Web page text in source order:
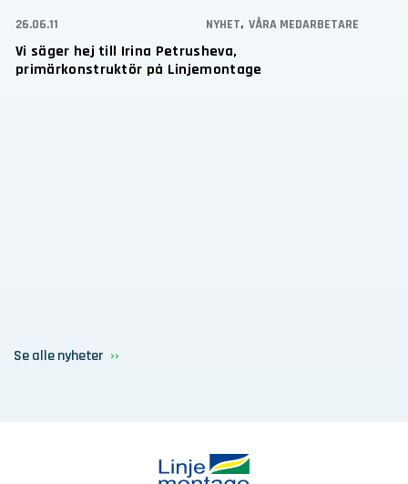
Vi säger hej till Irina Petrusheva,
primärkonstruktör på Linjemontage
26.06.11 NYHET, VÅRA MEDARBETARE
Se alle nyheter